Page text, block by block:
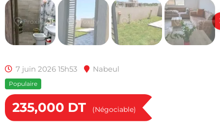
7 juin 2026 15h53 Nabeul
Populaire
235,000 DT (Négociable)